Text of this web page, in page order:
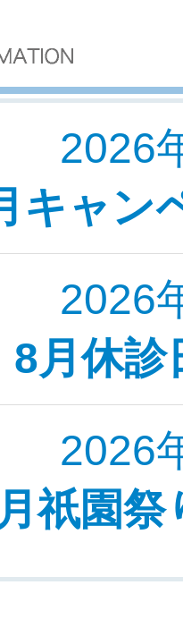
2026
キャン
2026
8月休診
2026
祇園祭